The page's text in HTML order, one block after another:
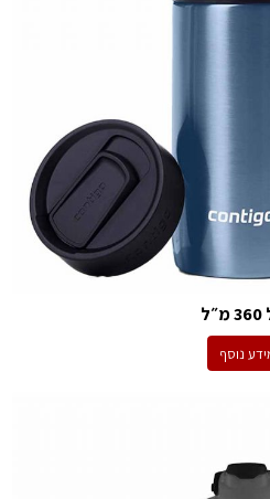
נוסף